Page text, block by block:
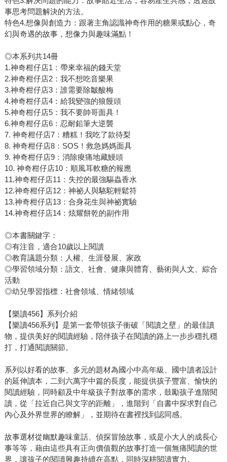
事思考問題解決的方法。
特色4.想像與創造力：跟著主角認識神奇作用的糖果或點心，奇
幻與奇遇的故事，想像力與趣味滿點！
◎本系列共14冊
1.神奇柑仔店1：帶來幸福的錢天堂
2.神奇柑仔店2：我不想吃音樂果
3.神奇柑仔店3：誰需要除皺酸梅
4.神奇柑仔店4：給我變強的狼饅頭
5.神奇柑仔店5：我不要帥哥面具！
6.神奇柑仔店6：忍耐鉛筆大逆襲
7. 神奇柑仔店7：糟糕！我吃了款待梨
8. 神奇柑仔店8：SOS！救急媽媽面具
9. 神奇柑仔店9：消除痠痛地藏鰻頭
10. 神奇柑仔店10：順風耳軟糖的報應
11.神奇柑仔店11：失控的最強驅蟲香水
12.神奇柑仔店12：神祕人與駱駝輕鬆符
13.神奇柑仔店13：合身花生與神祕實驗
14.神奇柑仔店14：炫耀餅乾的副作用
◎本書關鍵字：
◎有注音，適合10歲以上閱讀
◎教育議題分類：人權、生涯發展、家政
◎學習領域分類：語文、社會、健康與體育、藝術與人文、綜合
活動
◎幼兒學習指標：社會領域、情緒領域
【樂讀456】系列介紹
【樂讀456系列】是第一套帶領孩子衝破「閱讀之壁」的最佳讀
物，提供美好的閱讀經驗，陪伴孩子在閱讀的路上一步步穩扎穩
打，打通閱讀關節。
系列以好看的故事、多元的題材為國小中高年級、國中讀者設計
的延伸讀本，二到六萬字中篇的長度，能提供孩子豐富、愉快的
閱讀經驗，同時顧及中年級孩子對故事的需求，鼓勵孩子進階閱
讀，從「拉近自己與文字的距離」，進階到「自書中探求對自己
內心及外界世界的瞭解」，並期待在書裡找到認同感。
故事選材從幽默趣味童話、偵探冒險故事，或是小大人的成長心
事等等，藉由這些具有正向價值觀的故事打造一個無痛閱讀的世
界，讓孩子的閱讀興趣持續在高點，同時深耕閱讀實力。